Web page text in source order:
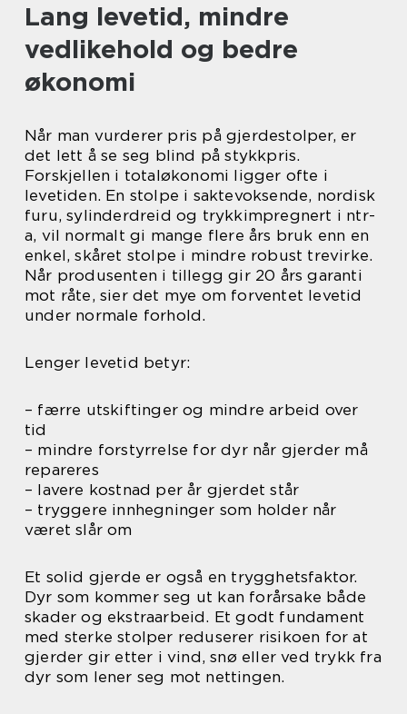
Lang levetid, mindre
vedlikehold og bedre
økonomi
Når man vurderer pris på gjerdestolper, er
det lett å se seg blind på stykkpris.
Forskjellen i totaløkonomi ligger ofte i
levetiden. En stolpe i saktevoksende, nordisk
furu, sylinderdreid og trykkimpregnert i ntr-
a, vil normalt gi mange flere års bruk enn en
enkel, skåret stolpe i mindre robust trevirke.
Når produsenten i tillegg gir 20 års garanti
mot råte, sier det mye om forventet levetid
under normale forhold.
Lenger levetid betyr:
– færre utskiftinger og mindre arbeid over
tid
– mindre forstyrrelse for dyr når gjerder må
repareres
– lavere kostnad per år gjerdet står
– tryggere innhegninger som holder når
været slår om
Et solid gjerde er også en trygghetsfaktor.
Dyr som kommer seg ut kan forårsake både
skader og ekstraarbeid. Et godt fundament
med sterke stolper reduserer risikoen for at
gjerder gir etter i vind, snø eller ved trykk fra
dyr som lener seg mot nettingen.